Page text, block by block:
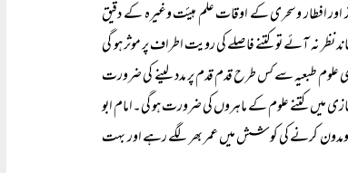
اور افطار وسحری کے اوقات علم ہیئت وغیرہ کے دقیق
نہ آئے تو کتنے فاصلے کی رویت اطراف پر موثر ہو گی
علوم طبعیہ سے کس طرح قدم قدم پر مدد لینے کی ضرورت
میں کتنے علوم کے ماہروں کی ضرورت ہو گی۔امام ابو
ومدون کرنے کی کو شش میں عمر بھر لگے رہے اور بہت